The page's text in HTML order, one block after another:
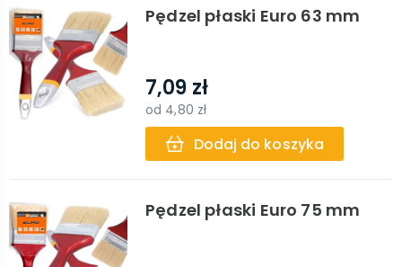
Pędzel płaski Euro 63 mm
7,09 zł
od 4,80 zł
Dodaj do koszyka
Pędzel płaski Euro 75 mm